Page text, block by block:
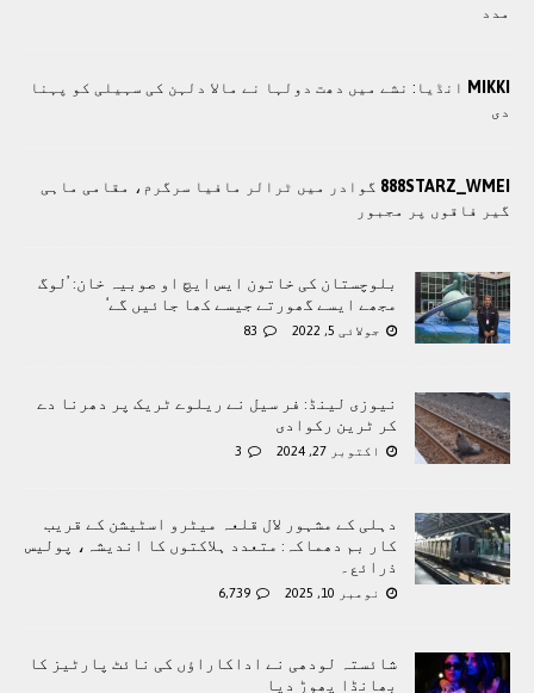
مدد
MIKKI انڈیا: نشے میں دھت دولہا نے مالا دلہن کی سہیلی کو پہنا
دی
888STARZ_WMEI گوادر میں ٹرالر مافیا سرگرم، مقامی ماہی
گیر فاقوں پر مجبور
بلوچستان کی خاتون ایس ایچ او صوبیہ خان: ’لوگ
مجھے ایسے گھورتے جیسے کھا جائیں گے‘
جولائی 5, 2022 83
نیوزی لینڈ: فر سیل نے ریلوے ٹریک پر دھرنا دے
کر ٹرین رکوادی
اکتوبر 27, 2024 3
دہلی کے مشہور لال قلعہ میٹرو اسٹیشن کے قریب
کار بم دھماکہ: متعدد ہلاکتوں کا انديشہ، پولیس
ذرائع۔
نومبر 10, 2025 6,739
شائستہ لودھی نے اداکاراؤں کی نائٹ پارٹیز کا
بھانڈا پھوڑ دیا